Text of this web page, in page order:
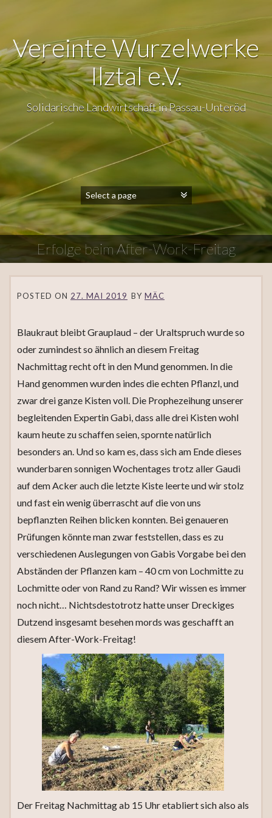
Vereinte Wurzelwerke
Ilztal e.V.
Solidarische Landwirtschaft in Passau-Unteröd
Erfolge beim After-Work-Freitag
POSTED ON 27. MAI 2019 BY MÄC
Blaukraut bleibt Grauplaud – der Uraltspruch wurde so
oder zumindest so ähnlich an diesem Freitag
Nachmittag recht oft in den Mund genommen. In die
Hand genommen wurden indes die echten Pflanzl, und
zwar drei ganze Kisten voll. Die Prophezeihung unserer
begleitenden Expertin Gabi, dass alle drei Kisten wohl
kaum heute zu schaffen seien, spornte natürlich
besonders an. Und so kam es, dass sich am Ende dieses
wunderbaren sonnigen Wochentages trotz aller Gaudi
auf dem Acker auch die letzte Kiste leerte und wir stolz
und fast ein wenig überrascht auf die von uns
bepflanzten Reihen blicken konnten. Bei genaueren
Prüfungen könnte man zwar feststellen, dass es zu
verschiedenen Auslegungen von Gabis Vorgabe bei den
Abständen der Pflanzen kam – 40 cm von Lochmitte zu
Lochmitte oder von Rand zu Rand? Wir wissen es immer
noch nicht… Nichtsdestotrotz hatte unser Dreckiges
Dutzend insgesamt besehen mords was geschafft an
diesem After-Work-Freitag!
Der Freitag Nachmittag ab 15 Uhr etabliert sich also als